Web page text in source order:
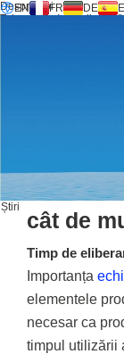
Despre noi
Tehnologie Inversilence®
EN FR DE
Știri
cât de
Timp de
Importanța
elementele
necesar ca
timpul utilizării